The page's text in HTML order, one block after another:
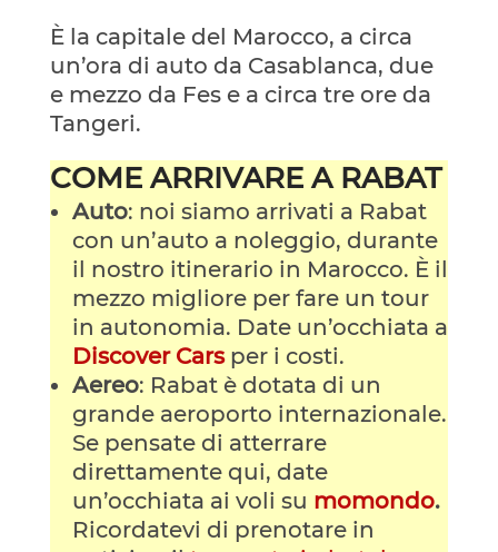
È la capitale del Marocco, a circa
un’ora di auto da Casablanca, due
e mezzo da Fes e a circa tre ore da
Tangeri.
COME ARRIVARE A RABAT
Auto: noi siamo arrivati a Rabat
con un’auto a noleggio, durante
il nostro itinerario in Marocco. È il
mezzo migliore per fare un tour
in autonomia. Date un’occhiata a
Discover Carsper i costi.
Aereo: Rabat è dotata di un
grande aeroporto internazionale.
Se pensate di atterrare
direttamente qui, date
un’occhiata ai voli su momondo.
Ricordatevi di prenotare in